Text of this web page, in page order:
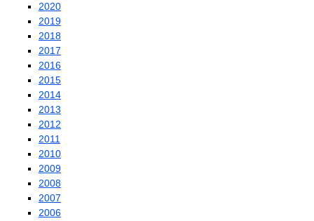
2020
2019
2018
2017
2016
2015
2014
2013
2012
2011
2010
2009
2008
2007
2006